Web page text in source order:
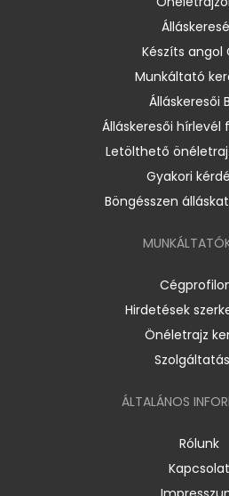
Készíts angol
Munkáltató
Álláskeresői
Álláskeresői hírlevél
Letölthető
Gyakori
Böngésszen
Hirdetések
Önéletrajz
ÁLTALÁNOS
Rólunk
Kapcsolat